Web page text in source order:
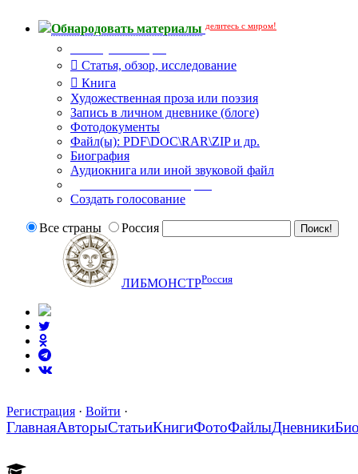
Обнародовать материалы делитесь с миром!
Статья, обзор, исследование
Книга
Художественная проза или поэзия
Запись в личном дневнике (блоге)
Фотодокументы
Файл(ы): PDF\DOC\RAR\ZIP и др.
Биография
Аудиокнига или иной звуковой файл
Создать голосование
Все страны Россия
ЛИБМОНСТРРоссия
Регистрация · Войти ·
ГлавнаяАвторыСтатьиКнигиФотоФайлыДневники